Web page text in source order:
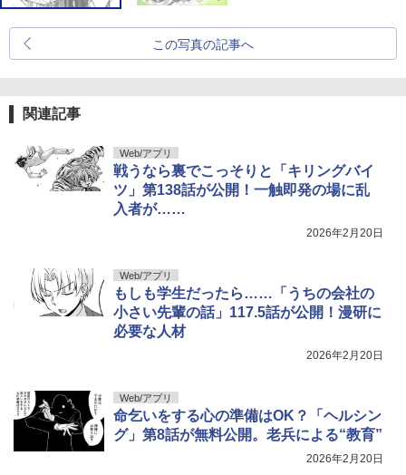
この写真の記事へ
関連記事
Web/アプリ
戦うなら裏でこっそりと「キリングバイ
ツ」第138話が公開！一触即発の場に乱
入者が……
2026年2月20日
Web/アプリ
もしも学生だったら……「うちの会社の
小さい先輩の話」117.5話が公開！漫研に
必要な人材
2026年2月20日
Web/アプリ
命乞いをする心の準備はOK？「ヘルシン
グ」第8話が無料公開。老兵による“教育”
2026年2月20日